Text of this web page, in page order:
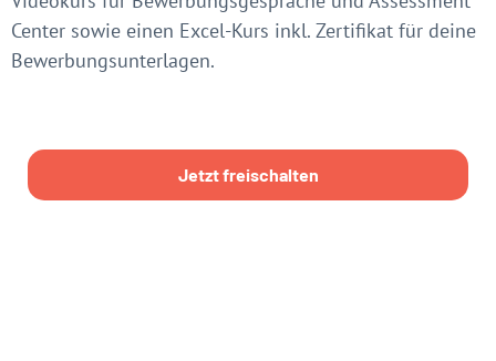
Center sowie einen Excel-Kurs inkl. Zertifikat für deine
Bewerbungsunterlagen.
Jetzt freischalten